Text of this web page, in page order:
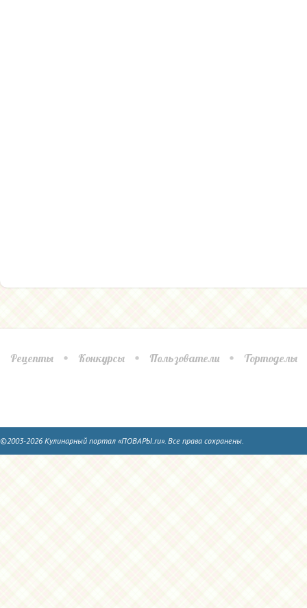
Рецепты Конкурсы Пользователи Тортоделы
©2003-2026 Кулинарный портал «ПОВАРЫ.ru». Все права сохранены.